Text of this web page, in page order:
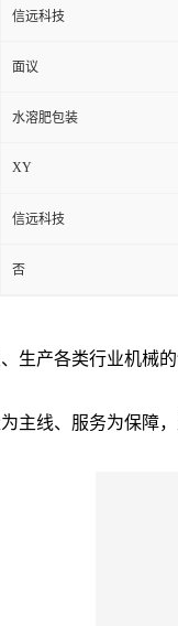
信远科技
面议
水溶肥包装
XY
信远科技
否
生产各类行业机械
主线、服务为保障